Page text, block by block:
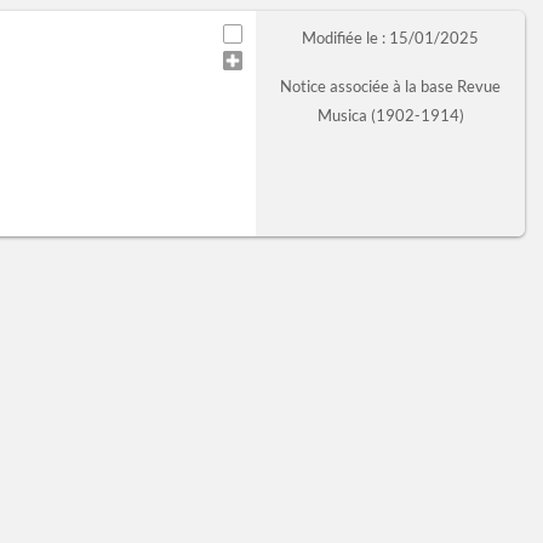
Modifiée le : 15/01/2025
Notice associée à la base Revue
Musica (1902-1914)